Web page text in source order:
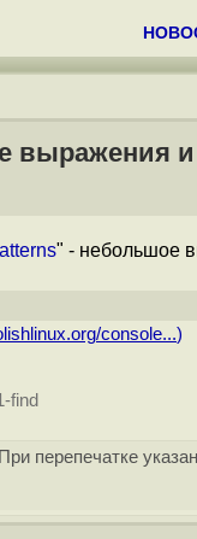
выражения
" - небольшое
console...)
find
При перепечатке